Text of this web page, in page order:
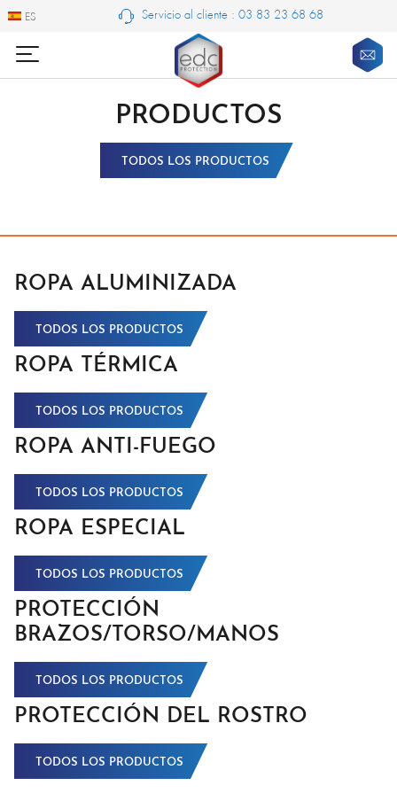
ES
ES Servicio al cliente : 03 83 23 68 68
PRODUCTOS
TODOS LOS PRODUCTOS
ROPA ALUMINIZADA
TODOS LOS PRODUCTOS
ROPA TÉRMICA
TODOS LOS PRODUCTOS
ROPA ANTI-FUEGO
TODOS LOS PRODUCTOS
ROPA ESPECIAL
TODOS LOS PRODUCTOS
PROTECCIÓN
BRAZOS/TORSO/MANOS
TODOS LOS PRODUCTOS
PROTECCIÓN DEL ROSTRO
TODOS LOS PRODUCTOS